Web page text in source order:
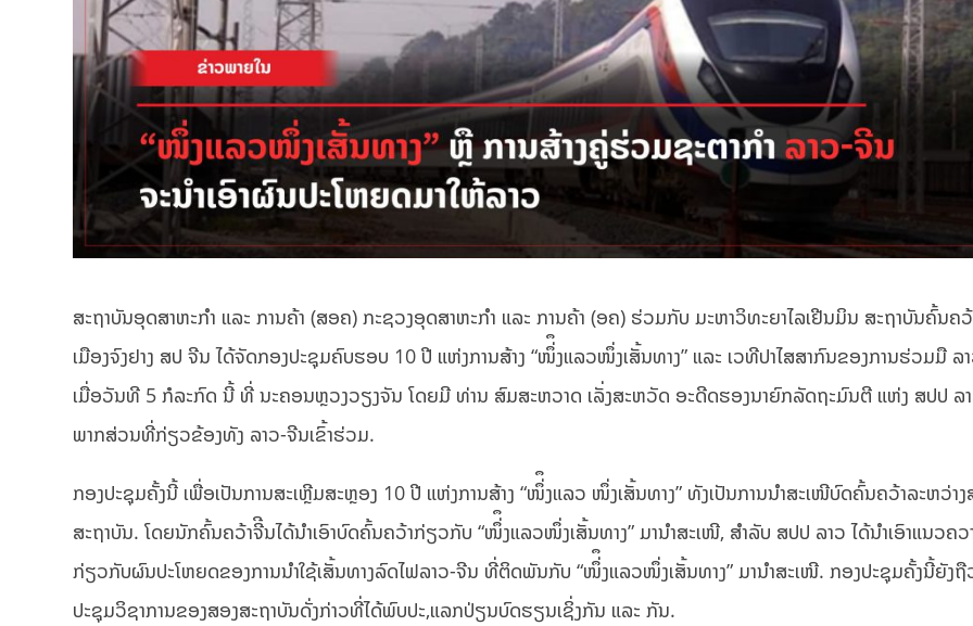
ສະຖາບັນອຸດສາຫະກຳ ແລະ ການຄ້າ (ສອຄ) ກະຊວງອຸດສາຫະກໍາ ແລະ ການຄ້າ (ອຄ) ຮ່ວມກັບ ມະຫາວິທະຍາໄລເຢີນມິນ ສະຖາບັນຄົ້ນຄວ້
ເມືອງຈົງຢາງ ສ​ປ ຈີນ ໄດ້ຈັດກອງປະຊຸມຄົບຮອບ 10 ປີ ແຫ່ງການສ້າງ “ໜຶ່ຶງແລວໜຶ່ງເສັ້ນທາງ” ແລະ ເວທີປາໄສສາກົນຂອງການຮ່ວມມື ລ
ເມື່ອວັນທີ 5 ກໍລະກົດ ນີ້ ທີ່ ນະຄອນຫຼວງວຽງຈັນ ໂດຍມີ ທ່ານ ສົມສະຫວາດ ເລັ່ງສະຫວັດ ອະດີດຮອງນາຍົກລັດຖະມົນຕີ ແຫ່ງ ສປປ ລ
ພາກສ່ວນທີ່ກ່ຽວຂ້ອງທັງ ລາວ-ຈີນເຂົ້າຮ່ວມ.
ກອງປະຊຸມຄັ້ງນີ້ ເພື່ອເປັນການສະເຫຼີມສະຫຼອງ 10 ປີ ແຫ່ງການສ້າງ “ໜຶ່ຶງແລວ ໜຶ່ງເສັ້ນທາງ” ທັງເປັນການນຳສະເໜີບົດຄົ້ນຄວ້າລະຫວ່າງ
ສະຖາບັນ. ໂດຍນັກຄົ້ນຄວ້າຈີີນໄດ້ນຳເອົາບົດຄົ້ນຄວ້າກ່ຽວກັບ “ໜຶ່ຶງແລວໜຶ່ງເສັ້ນທາງ” ມາ​ນຳ​ສະ​ເໜີ, ສຳລັບ ສປປ ລາວ ໄດ້ນຳເອົາແນວຄ
ກ່ຽວກັບຜົນປະໂຫຍດຂອງການນຳໃຊ້ເສັ້ນທາງລົດໄຟລາວ-ຈີນ ທີ່ຕິດພັນກັບ “ໜຶ່ຶງແລວໜຶ່ງເສັ້ນທາງ” ມານຳສະເໜີ. ກອງປະຊຸມຄັ້ງນີ້ຍັງຖື
ປະຊຸມວິຊາການຂອງສອງສະຖາບັນດັ່ງກ່າວທີ່ໄດ້ພົບປະ,ແລກປ່ຽນບົດຮຽນເຊິ່ງກັນ ແລະ ກັນ.